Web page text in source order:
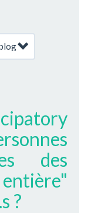
des
?